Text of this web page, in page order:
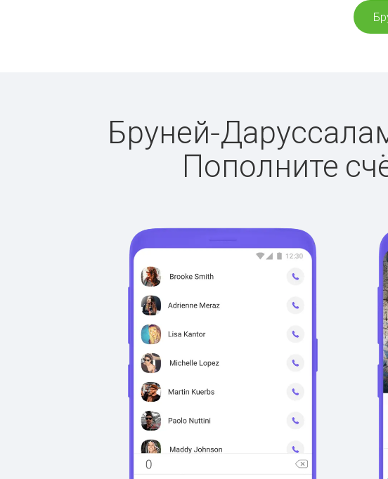
Бруней-
Пополните